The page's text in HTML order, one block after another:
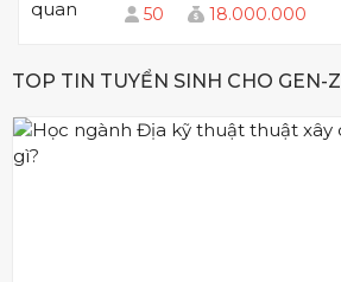
50
18.000.000
TOP TIN TUYỂN SINH CHO GEN-Z